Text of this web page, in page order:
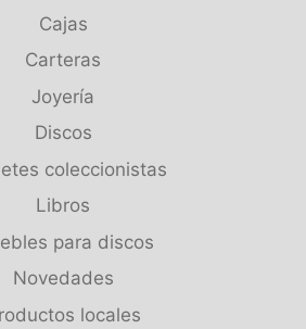
Cajas
Carteras
Joyería
Discos
coleccionistas
Libros
para discos
Novedades
locales